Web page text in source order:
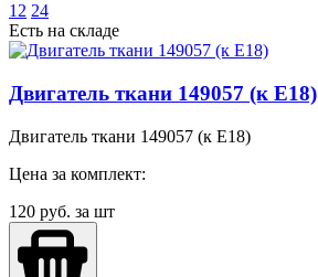
12 24
Есть на складе
Двигатель ткани 149057 (к E18)
Двигатель ткани 149057 (к E18)
Цена за комплект:
120 руб. за шт